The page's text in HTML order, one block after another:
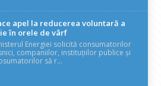
apel la reducerea voluntară a
în orele de vârf
Energiei solicită consumatorilor
companiilor, instituțiilor publice și
să r...